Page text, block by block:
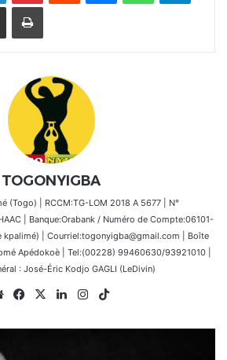
Partager par email Imprimer
TOGONYIGBA
(Togo) | RCCM:TG-LOM 2018 A 5677 | N°
| Banque:Orabank / Numéro de Compte:06101-
| Courriel:togonyigba@gmail.com | Boîte
Apédokoè | Tel:(00228) 99460630/93921010 |
: José-Éric Kodjo GAGLI (LeDivin)
WebsiteFacebook
X LinkedinInstagram